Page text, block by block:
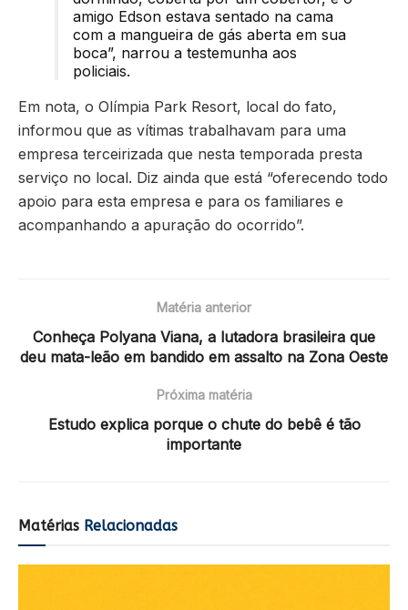
amigo Edson estava sentado na cama
com a mangueira de gás aberta em sua
boca”, narrou a testemunha aos
policiais.
Em nota, o Olímpia Park Resort, local do fato,
informou que as vítimas trabalhavam para uma
empresa terceirizada que nesta temporada presta
serviço no local. Diz ainda que está “oferecendo todo
apoio para esta empresa e para os familiares e
acompanhando a apuração do ocorrido”.
Matéria anterior
Conheça Polyana Viana, a lutadora brasileira que
deu mata-leão em bandido em assalto na Zona Oeste
Próxima matéria
Estudo explica porque o chute do bebê é tão
importante
Matérias Relacionadas